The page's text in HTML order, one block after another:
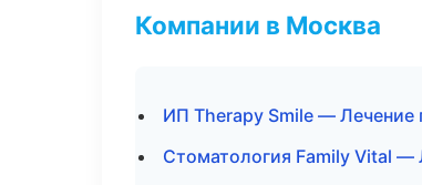
Компании в Москва
ИП Therapy Smile — Лечение
Стоматология Family Vital —